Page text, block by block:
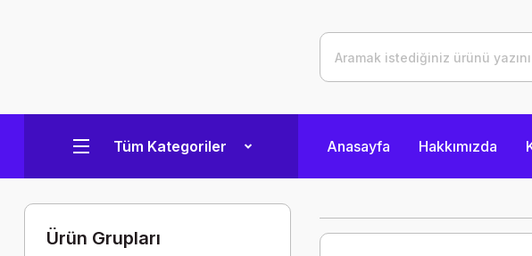
Tüm Kategoriler Anasayfa Hakkımızda
Ürün Grupları